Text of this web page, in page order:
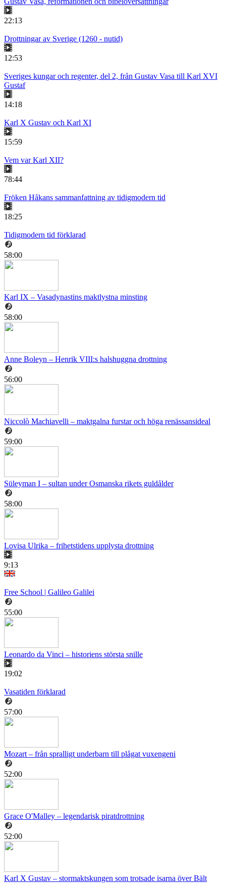
22:13
Drottningar av Sverige (1260 - nutid)
12:53
Sveriges kungar och regenter, del 2, från Gustav Vasa till Karl XVI
Gustaf
14:18
Karl X Gustav och Karl XI
15:59
Vem var Karl XII?
78:44
Fröken Håkans sammanfattning av tidigmodern tid
18:25
Tidigmodern tid förklarad
58:00
Karl IX – Vasadynastins maktlystna minsting
58:00
Anne Boleyn – Henrik VIII:s halshuggna drottning
56:00
Niccolò Machiavelli – maktgalna furstar och höga renässansideal
59:00
Süleyman I – sultan under Osmanska rikets guldålder
58:00
Lovisa Ulrika – frihetstidens upplysta drottning
9:13
Free School | Galileo Galilei
55:00
Leonardo da Vinci – historiens största snille
19:02
Vasatiden förklarad
57:00
Mozart – från spralligt underbarn till plågat vuxengeni
52:00
Grace O'Malley – legendarisk piratdrottning
52:00
Karl X Gustav – stormaktskungen som trotsade isarna över Bält